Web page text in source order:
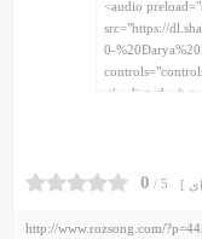
5 /
0
http://www.rozsong.com/